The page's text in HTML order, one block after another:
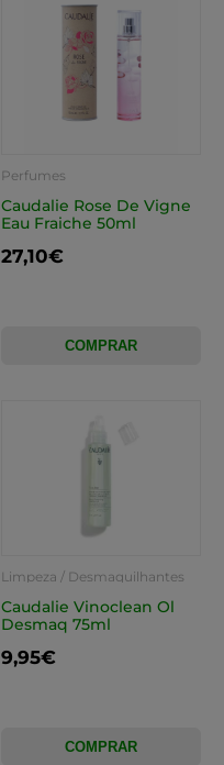
Perfumes
Caudalie Rose De Vigne
Eau Fraiche 50ml
27,10€
COMPRAR
Limpeza / Desmaquilhantes
Caudalie Vinoclean Ol
Desmaq 75ml
9,95€
COMPRAR